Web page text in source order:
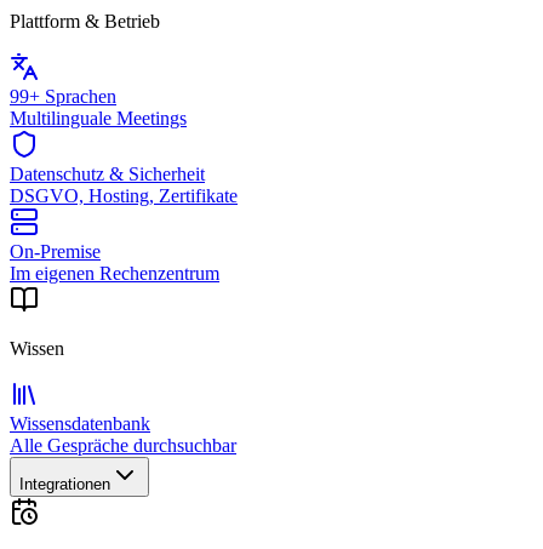
Plattform & Betrieb
99+ Sprachen
Multilinguale Meetings
Datenschutz & Sicherheit
DSGVO, Hosting, Zertifikate
On-Premise
Im eigenen Rechenzentrum
Wissen
Wissensdatenbank
Alle Gespräche durchsuchbar
Integrationen